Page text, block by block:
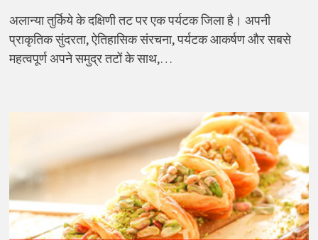
अलान्या तुर्किये के दक्षिणी तट पर एक पर्यटक जिला है। अपनी
प्राकृतिक सुंदरता, ऐतिहासिक संरचना, पर्यटक आकर्षण और सबसे
महत्वपूर्ण अपने समुद्र तटों के साथ,…